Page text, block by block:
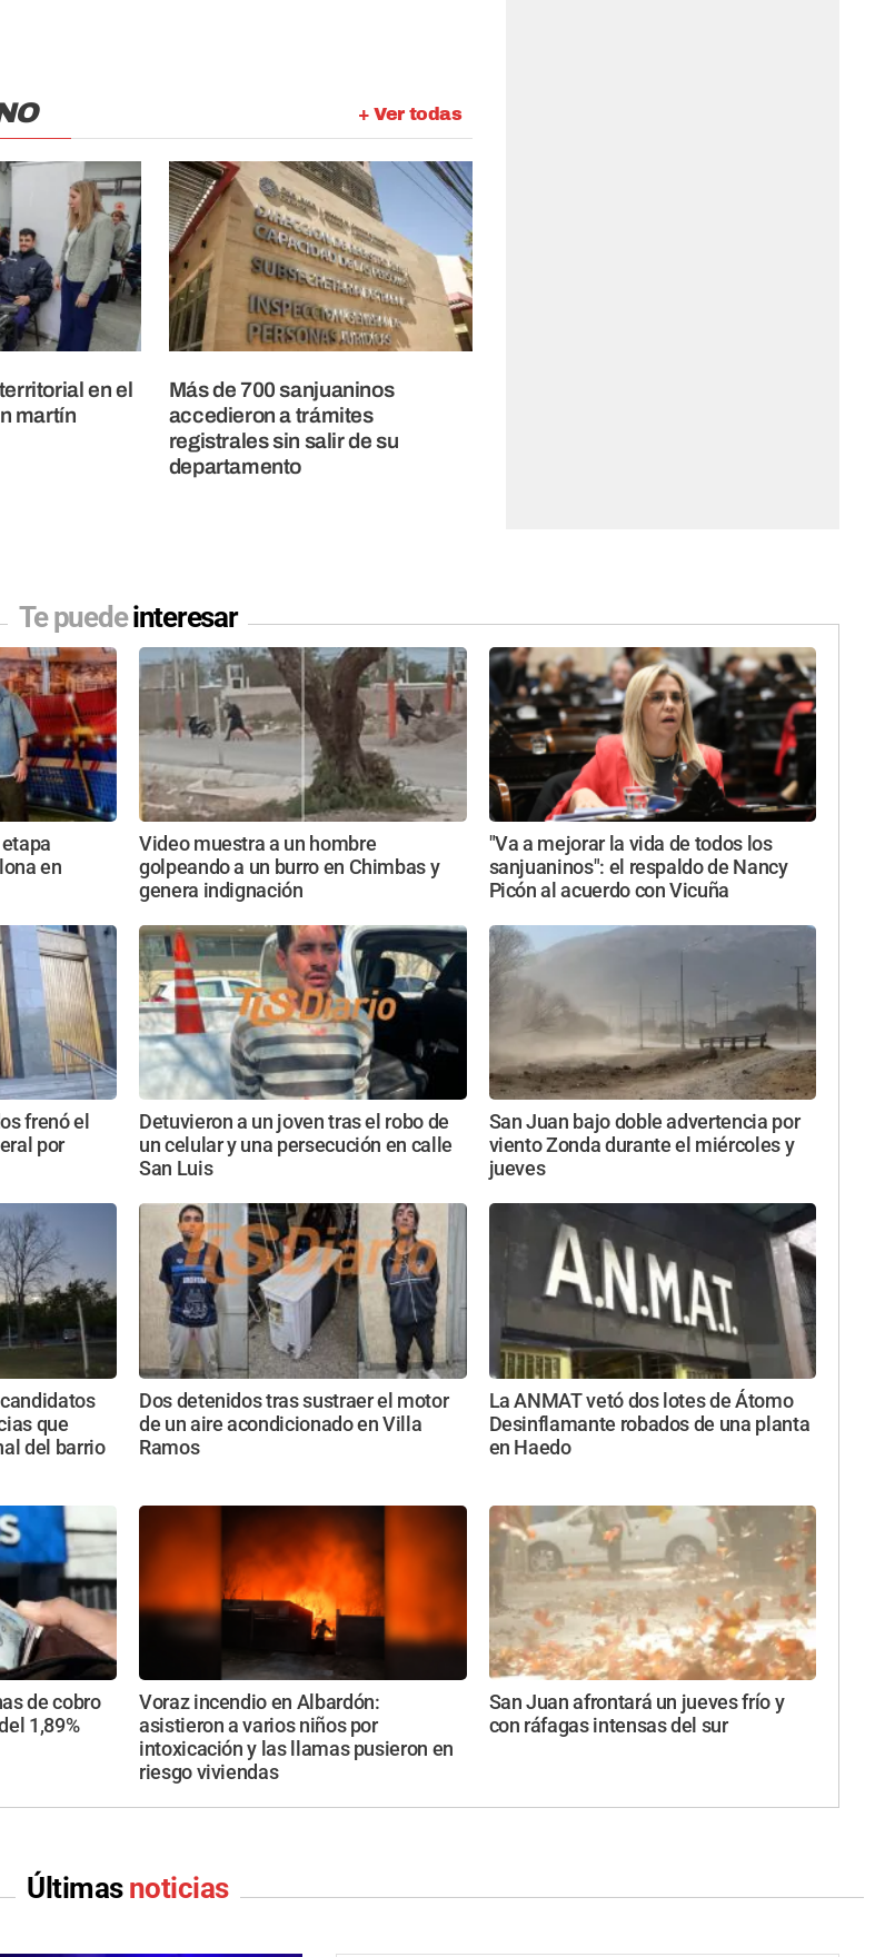
+ Ver todas
en el
martín
Más de 700 sanjuaninos
accedieron a trámites
registrales sin salir de su
departamento
Te puedeinteresar
en
Video muestra a un hombre
golpeando a un burro en Chimbas y
genera indignación
"Va a mejorar la vida de todos los
sanjuaninos": el respaldo de Nancy
Picón al acuerdo con Vicuña
frenó el
por
Detuvieron a un joven tras el robo de
un celular y una persecución en calle
San Luis
San Juan bajo doble advertencia por
viento Zonda durante el miércoles y
jueves
que
del barrio
Dos detenidos tras sustraer el motor
de un aire acondicionado en Villa
Ramos
La ANMAT vetó dos lotes de Átomo
Desinflamante robados de una planta
en Haedo
de cobro
1,89%
Voraz incendio en Albardón:
asistieron a varios niños por
intoxicación y las llamas pusieron en
riesgo viviendas
San Juan afrontará un jueves frío y
con ráfagas intensas del sur
Últimas noticias